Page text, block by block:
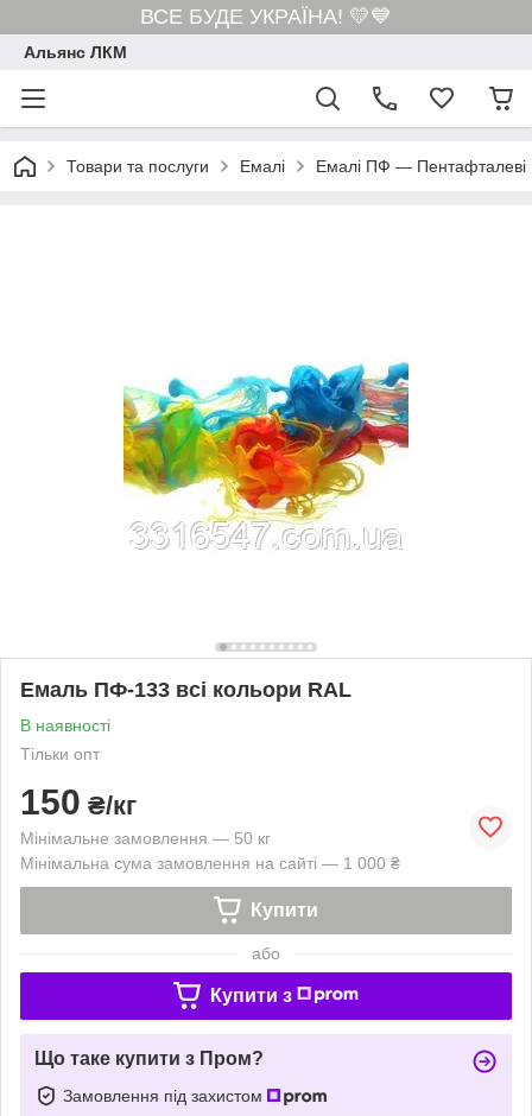
ВСЕ БУДЕ УКРАЇНА! 💛💙
Альянс ЛКМ
Товари та послуги Емалі Емалі ПФ —
Емаль ПФ-133 всі кольори RAL
В наявності
Тільки опт
150 ₴/кг
Мінімальне замовлення — 50 кг
Мінімальна сума замовлення на сайті — 1 000 ₴
Купити
або
Купити з
Що таке купити з Пром?
Замовлення під захистом